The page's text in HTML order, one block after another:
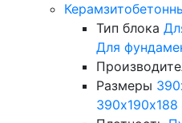
Тип блока
Для
Размеры
390х190х188